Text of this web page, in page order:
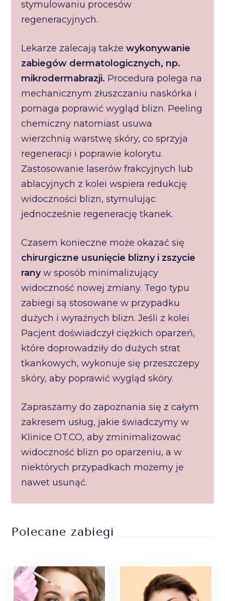
stymulowaniu procesów
regeneracyjnych.
Lekarze zalecają takżewykonywanie
zabiegów dermatologicznych, np.
mikrodermabrazji. Procedura polega na
mechanicznym złuszczaniu naskórka i
pomaga poprawić wygląd blizn. Peeling
chemiczny natomiast usuwa
wierzchnią warstwę skóry, co sprzyja
regeneracji i poprawie kolorytu.
Zastosowanie laserów frakcyjnych lub
ablacyjnych z kolei wspiera redukcję
widoczności blizn, stymulując
jednocześnie regenerację tkanek.
Czasem konieczne może okazać się
chirurgiczne usunięcie blizny i zszycie
ranyw sposób minimalizujący
widoczność nowej zmiany. Tego typu
zabiegi są stosowane w przypadku
dużych i wyraźnych blizn. Jeśli z kolei
Pacjent doświadczył ciężkich oparzeń,
które doprowadziły do dużych strat
tkankowych, wykonuje się przeszczepy
skóry, aby poprawić wygląd skóry.
Zapraszamy do zapoznania się z całym
zakresem usług, jakie świadczymy w
Klinice OT.CO, aby zminimalizować
widoczność blizn po oparzeniu, a w
niektórych przypadkach możemy je
nawet usunąć.
Polecane zabiegi